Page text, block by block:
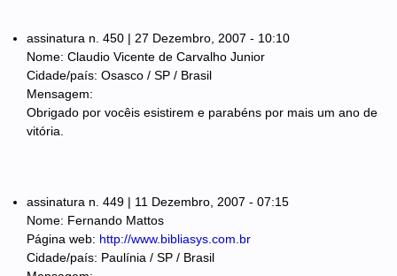
assinatura n. 450 | 27 Dezembro, 2007 - 10:10
Nome: Claudio Vicente de Carvalho Junior
Cidade/país: Osasco / SP / Brasil
Mensagem:
Obrigado por vocêis esistirem e parabéns por mais um ano de
vitória.
assinatura n. 449 | 11 Dezembro, 2007 - 07:15
Nome: Fernando Mattos
Página web: http://www.bibliasys.com.br
Cidade/país: Paulínia / SP / Brasil